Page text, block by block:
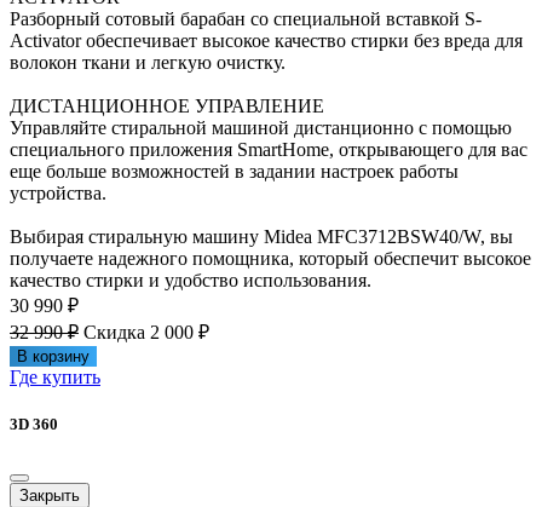
Разборный сотовый барабан со специальной вставкой S-
Activator обеспечивает высокое качество стирки без вреда для
волокон ткани и легкую очистку.
ДИСТАНЦИОННОЕ УПРАВЛЕНИЕ
Управляйте стиральной машиной дистанционно с помощью
специального приложения SmartHome, открывающего для вас
еще больше возможностей в задании настроек работы
устройства.
Выбирая стиральную машину Midea MFC3712BSW40/W, вы
получаете надежного помощника, который обеспечит высокое
качество стирки и удобство использования.
30 990 ₽
32 990 ₽ Скидка 2 000 ₽
В корзину
Где купить
3D 360
Закрыть